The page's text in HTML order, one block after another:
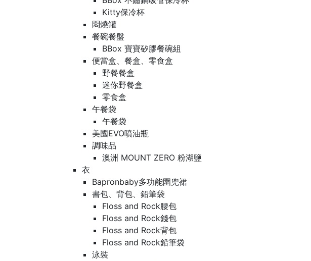
Kitty保冷杯
悶燒罐
餐碗餐盤
BBox 寶寶矽膠餐碗組
便當盒、餐盒、零食盒
野餐餐盒
迷你野餐盒
零食盒
午餐袋
午餐袋
美國EVO噴油瓶
調味品
澳洲 MOUNT ZERO 粉湖鹽
衣
Bapronbaby多功能圍兜裙
書包、背包、鉛筆袋
Floss and Rock腰包
Floss and Rock錢包
Floss and Rock背包
Floss and Rock鉛筆袋
泳裝